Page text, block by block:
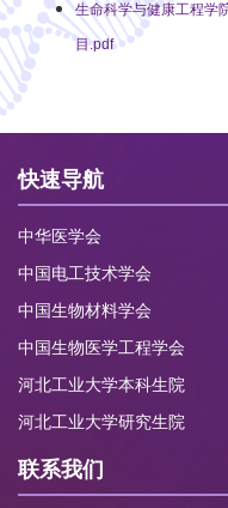
生命科学与健康工程学
目.pdf
快速导航
中华医学会
中国电工技术学会
中国生物材料学会
中国生物医学工程学会
河北工业大学本科生院
河北工业大学研究生院
联系我们